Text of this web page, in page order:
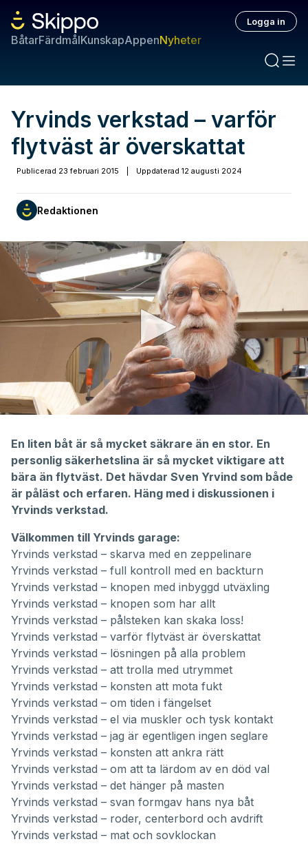
BåtarFärdmålKunskapAppenNyheter
Logga in
Yrvinds verkstad – varför
flytväst är överskattat
Publicerad 23 februari 2015 Uppdaterad 12 augusti 2024
Redaktionen
minutes,
seconds
En liten båt är så mycket säkrare än en stor. En
personlig säkerhetslina är så mycket viktigare att
bära än flytväst. Det hävdar Sven Yrvind som både
är påläst och erfaren. Häng med i diskussionen i
Yrvinds verkstad.
Välkommen till Yrvinds garage:
Yrvinds verkstad – skarva med en zeppelinare
Yrvinds verkstad – full kontroll med en backturn
Yrvinds verkstad – knopen med inbyggd utväxling
Yrvinds verkstad – knopen som har allt
Yrvinds verkstad – pålsteken kan skaka loss!
Yrvinds verkstad – varför flytväst är överskattat
Yrvinds verkstad – lösningen på alla problem
Yrvinds verkstad – att trolla med utrymmet
Yrvinds verkstad – konsten att mota fukt
Yrvinds verkstad – om tiden i fängelset
Yrvinds verkstad – el via muskler och tysk kontakt
Yrvinds verkstad – jag är egentligen ingen seglare
Yrvinds verkstad – konsten att ankra rätt
Yrvinds verkstad – om att ta lärdom av en död val
Yrvinds verkstad – det hänger på masten
Yrvinds verkstad – svan formgav hans nya båt
Yrvinds verkstad – roder, centerbord och avdrift
Yrvinds verkstad – mat och sovklockan